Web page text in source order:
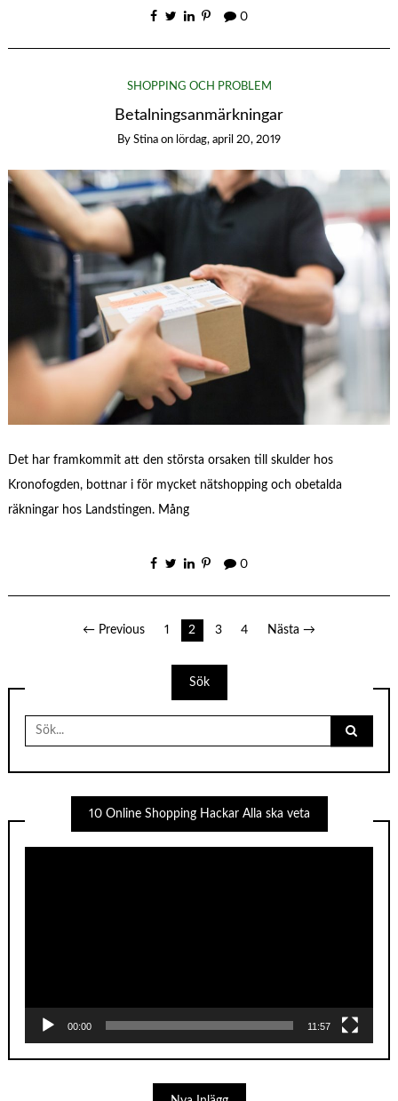
0
SHOPPING OCH PROBLEM
Betalningsanmärkningar
By Stina on lördag, april 20, 2019
Det har framkommit att den största orsaken till skulder hos
Kronofogden, bottnar i för mycket nätshopping och obetalda
räkningar hos Landstingen. Mång
0
Sidnumrering
inlägg
← Previous 1 2 3 4 Nästa →
Sök
Search
for:
10 Online Shopping Hackar Alla ska veta
00:00 11:57